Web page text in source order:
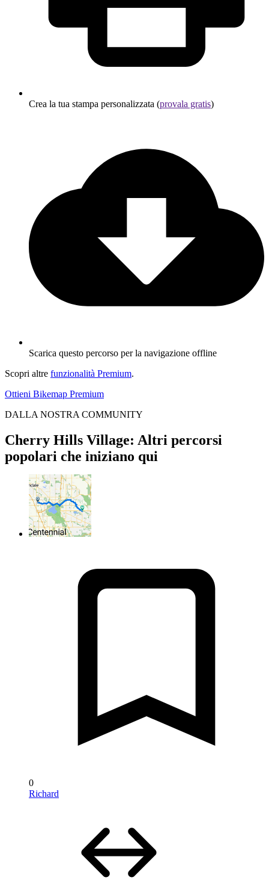
Crea la tua stampa personalizzata (provala gratis)
Scarica questo percorso per la navigazione offline
Scopri altre funzionalità Premium.
Ottieni Bikemap Premium
DALLA NOSTRA COMMUNITY
Cherry Hills Village: Altri percorsi
popolari che iniziano qui
0
Richard